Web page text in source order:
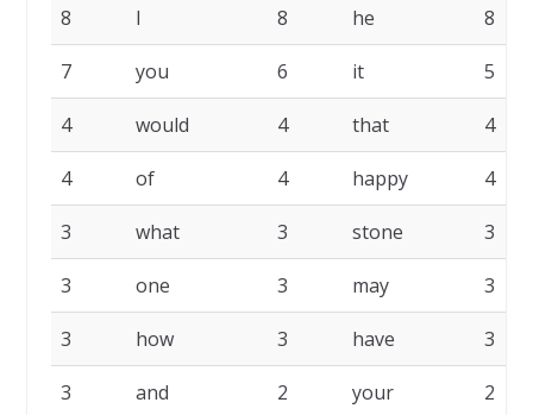
8 I 8 he 8
7 you 6 it 5
4 would 4 that 4
4 of 4 happy 4
3 what 3 stone 3
3 one 3 may 3
3 how 3 have 3
3 and 2 your 2